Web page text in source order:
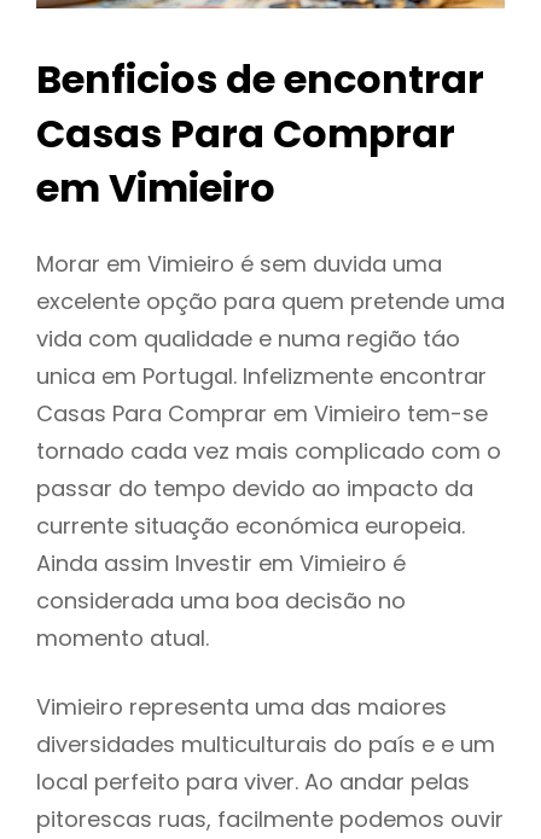
Benficios de encontrar
Casas Para Comprar
em Vimieiro
Morar em Vimieiro é sem duvida uma
excelente opção para quem pretende uma
vida com qualidade e numa região táo
unica em Portugal. Infelizmente encontrar
Casas Para Comprar em Vimieiro tem-se
tornado cada vez mais complicado com o
passar do tempo devido ao impacto da
currente situação económica europeia.
Ainda assim Investir em Vimieiro é
considerada uma boa decisão no
momento atual.
Vimieiro representa uma das maiores
diversidades multiculturais do país e e um
local perfeito para viver. Ao andar pelas
pitorescas ruas, facilmente podemos ouvir